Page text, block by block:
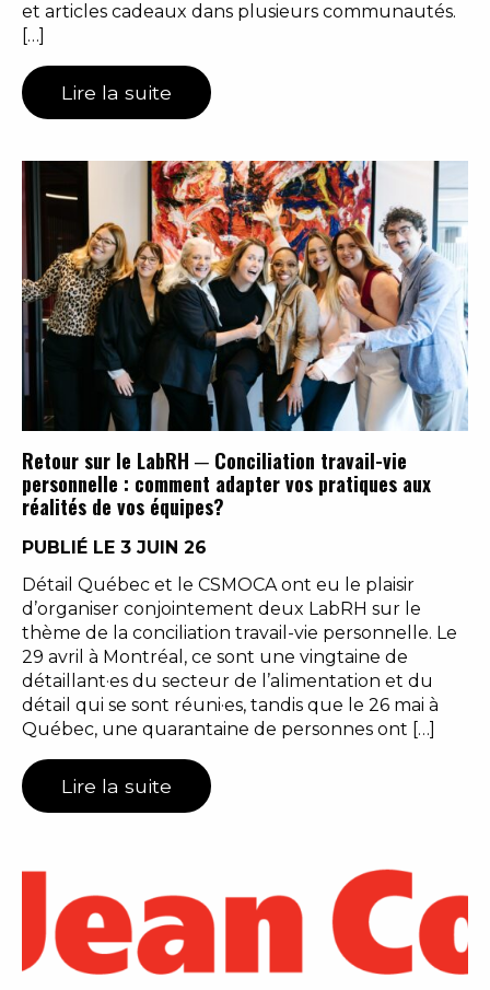
et articles cadeaux dans plusieurs communautés.
[…]
Lire la suite
Retour sur le LabRH ─ Conciliation travail-vie
personnelle : comment adapter vos pratiques aux
réalités de vos équipes?
PUBLIÉ LE 3 JUIN 26
Détail Québec et le CSMOCA ont eu le plaisir
d’organiser conjointement deux LabRH sur le
thème de la conciliation travail-vie personnelle. Le
29 avril à Montréal, ce sont une vingtaine de
détaillant·es du secteur de l’alimentation et du
détail qui se sont réuni·es, tandis que le 26 mai à
Québec, une quarantaine de personnes ont […]
Lire la suite